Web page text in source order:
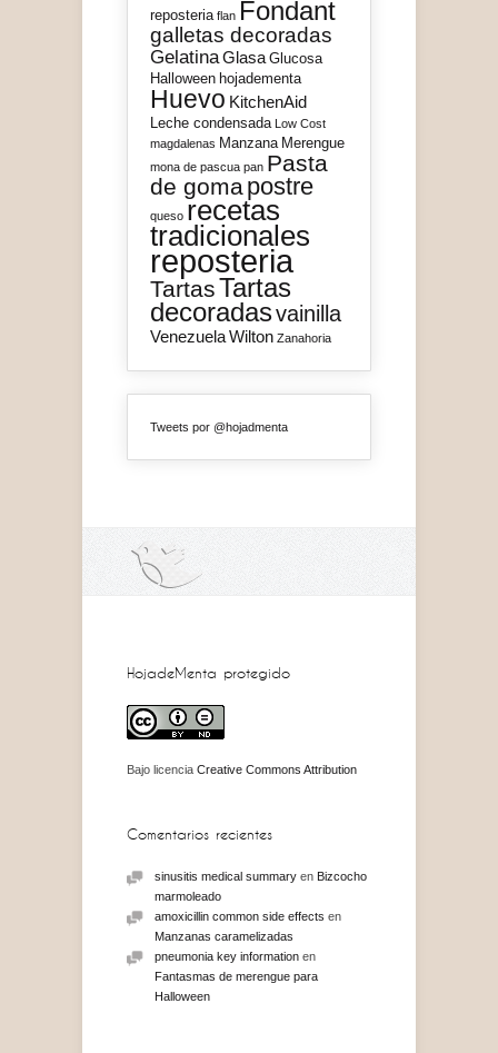
reposteria flan Fondant
galletas decoradas
GelatinaGlasa Glucosa
Halloween hojadementa
Huevo KitchenAid
Leche condensada Low Cost
magdalenas Manzana Merengue
mona de pascua pan Pasta
de gomapostre
queso recetas
tradicionales
reposteria
TartasTartas
decoradasvainilla
VenezuelaWilton Zanahoria
Tweets por @hojadmenta
HojadeMenta protegido
Bajo licencia Creative Commons Attribution
Comentarios recientes
sinusitis medical summary en Bizcocho
marmoleado
amoxicillin common side effects en
Manzanas caramelizadas
pneumonia key information en
Fantasmas de merengue para
Halloween